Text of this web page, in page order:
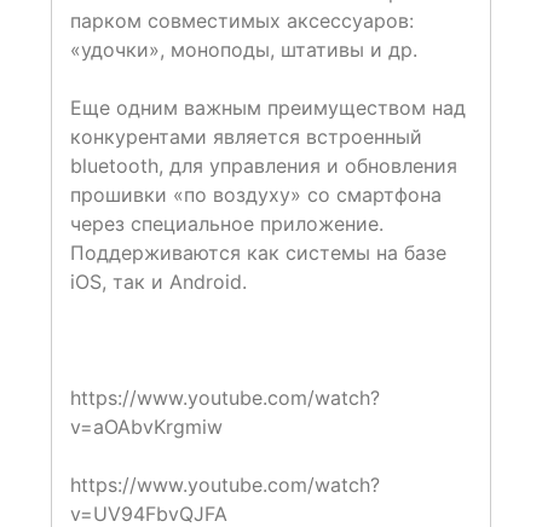
парком совместимых аксессуаров:
«удочки», моноподы, штативы и др.
Еще одним важным преимуществом над
конкурентами является встроенный
bluetooth, для управления и обновления
прошивки «по воздуху» со смартфона
через специальное приложение.
Поддерживаются как системы на базе
iOS, так и Android.
https://www.youtube.com/watch?
v=aOAbvKrgmiw
https://www.youtube.com/watch?
v=UV94FbvQJFA